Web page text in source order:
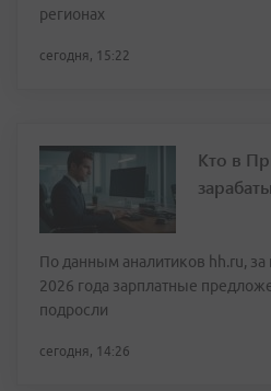
регионах
сегодня, 15:22
Кто в
По данным аналитиков hh.ru,
2026 года зарплатные
подросли
сегодня, 14:26